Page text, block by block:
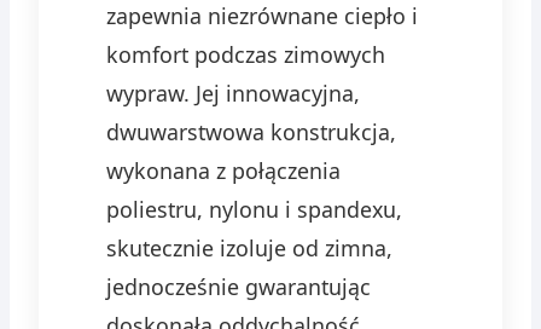
zapewnia niezrównane ciepło i
komfort podczas zimowych
wypraw. Jej innowacyjna,
dwuwarstwowa konstrukcja,
wykonana z połączenia
poliestru, nylonu i spandexu,
skutecznie izoluje od zimna,
jednocześnie gwarantując